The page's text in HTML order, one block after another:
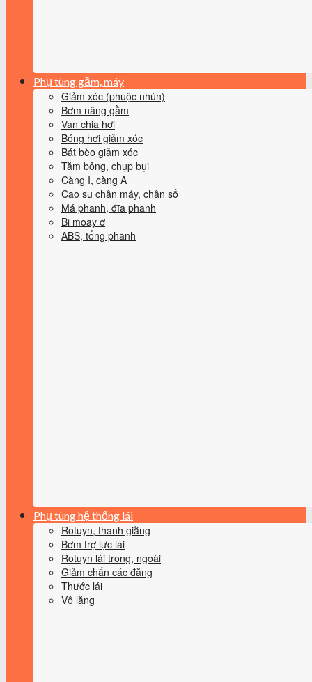
Phụ tùng gầm, máy
Giảm xóc (phuộc nhún)
Bơm nâng gầm
Van chia hơi
Bóng hơi giảm xóc
Bát bèo giảm xóc
Tăm bông, chụp bụi
Càng I, càng A
Cao su chân máy, chân số
Má phanh, đĩa phanh
Bi moay ơ
ABS, tổng phanh
Phụ tùng hệ thống lái
Rotuyn, thanh giằng
Bơm trợ lực lái
Rotuyn lái trong, ngoài
Giảm chấn các đăng
Thước lái
Vô lăng